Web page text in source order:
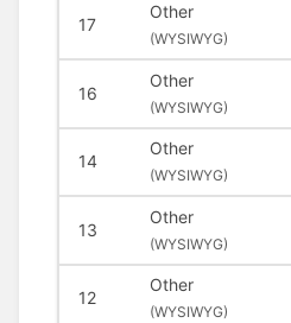
17
Other
(WYSIWYG)
16
Other
(WYSIWYG)
14
Other
(WYSIWYG)
13
Other
(WYSIWYG)
12
Other
(WYSIWYG)